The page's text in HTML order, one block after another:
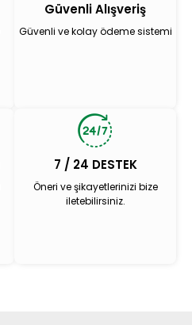
Güvenli Alışveriş
Güvenli ve kolay ödeme sistemi
7 / 24 DESTEK
Öneri ve şikayetlerinizi bize
iletebilirsiniz.